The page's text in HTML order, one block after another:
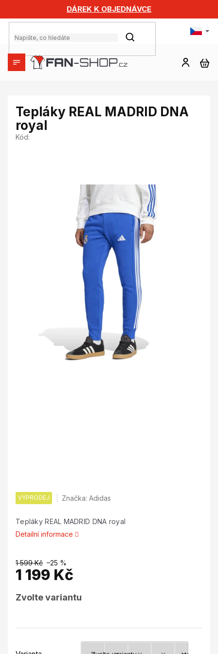
obsah
DÁREK K OBJEDNÁVCE
HLEDAT
Tepláky REAL MADRID DNA
royal
Kód:
VÝPRODEJ Značka:Adidas
Tepláky REAL MADRID DNA royal
Detailní informace
1 599 Kč –25 %
1 199 Kč
cena:
Zvolte variantu